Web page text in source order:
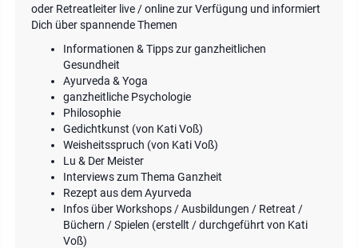
oder Retreatleiter live / online zur Verfügung und informiert
Dich über spannende Themen
Informationen & Tipps zur ganzheitlichen
Gesundheit
Ayurveda & Yoga
ganzheitliche Psychologie
Philosophie
Gedichtkunst (von Kati Voß)
Weisheitsspruch (von Kati Voß)
Lu & Der Meister
Interviews zum Thema Ganzheit
Rezept aus dem Ayurveda
Infos über Workshops / Ausbildungen / Retreat /
Büchern / Spielen (erstellt / durchgeführt von Kati
Voß)